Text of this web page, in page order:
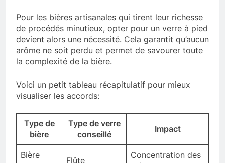
Pour les bières artisanales qui tirent leur richesse
de procédés minutieux, opter pour un verre à pied
devient alors une nécessité. Cela garantit qu’aucun
arôme ne soit perdu et permet de savourer toute
la complexité de la bière.
Voici un petit tableau récapitulatif pour mieux
visualiser les accords:
Type de
bière
Type de verre
conseillé
Impact
Bière
Flûte
Concentration des